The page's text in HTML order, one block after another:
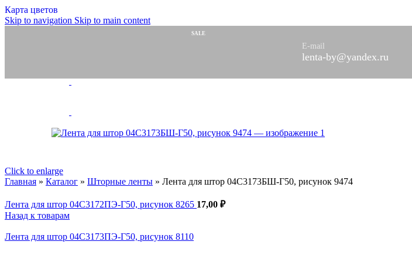
Карта цветов
Skip to navigation Skip to main content
E-mail
lenta-by@yandex.ru
ПОПУЛЯРНО
Занавески
Полотно тюлевое
Шнуры
Эластичные
Велкро/липучка
Ленты для погон
Медицинские товары
Ножницы и нитки
SALE
Click to enlarge
Главная » Каталог » Шторные ленты » Лента для штор 04С3173БШ-Г50, рисунок 9474
Лента для штор 04С3172ПЭ-Г50, рисунок 8265 17,00 ₽
Назад к товарам
Лента для штор 04С3173ПЭ-Г50, рисунок 8110